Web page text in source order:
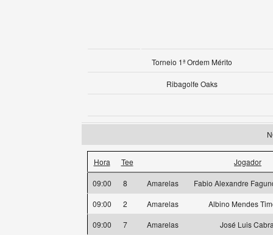
Torneio 1ª Ordem Mérito
Ribagolfe Oaks
Hora Tee Jogador
09:00 8 Amarelas
Fabio Alexandre
09:00
2 Amarelas
Albino Mendes
09:00
7 Amarelas
José Luis